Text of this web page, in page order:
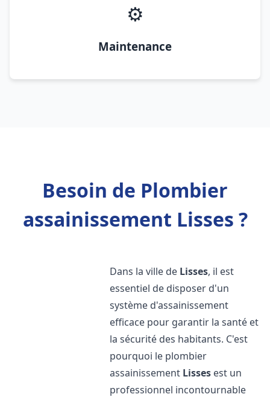
⚙️
Maintenance
Besoin de Plombier
assainissement Lisses ?
Dans la ville de Lisses, il est
essentiel de disposer d'un
système d'assainissement
efficace pour garantir la santé et
la sécurité des habitants. C'est
pourquoi le plombier
assainissement Lisses est un
professionnel incontournable